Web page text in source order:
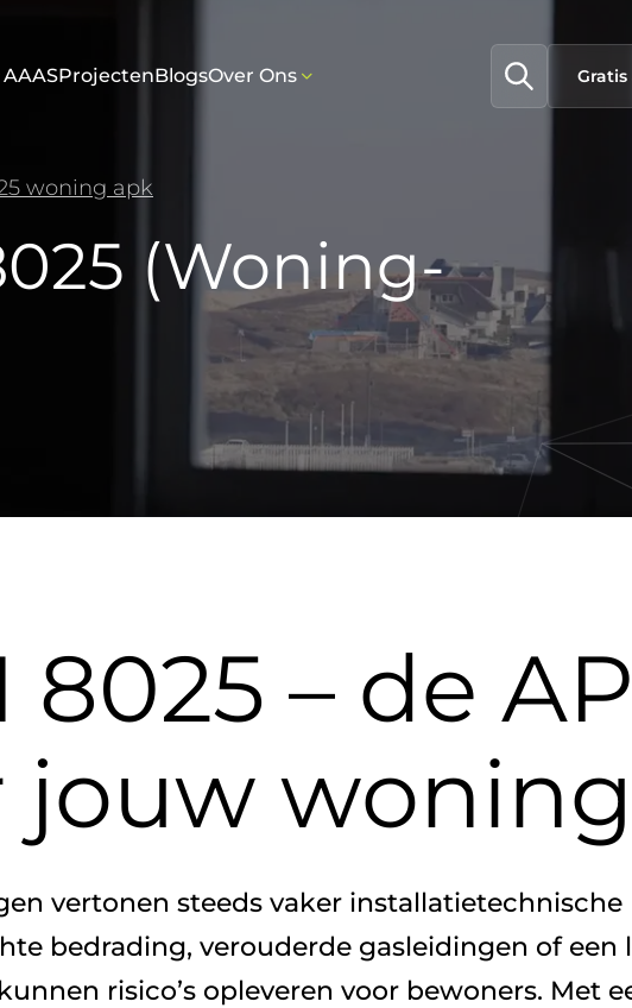
AAASProjectenBlogsOver Ons
woning apk
(Woning-
8025 – de
jouw woning
vertonen steeds vaker installatietechnische
bedrading, verouderde gasleidingen of een
risico’s opleveren voor bewoners. Met